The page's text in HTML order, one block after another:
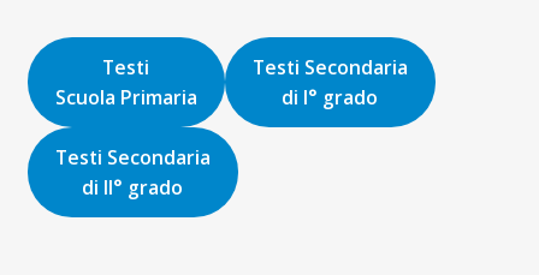
16,00€.15,20€.
Testi
Scuola Primaria
Testi Secondaria
di I° grado
Testi Secondaria
di II° grado